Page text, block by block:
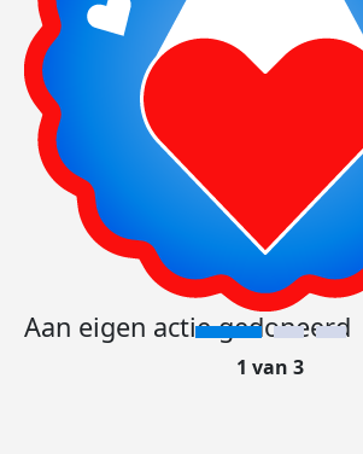
Aan eigen actie gedoneerd
1 van 3